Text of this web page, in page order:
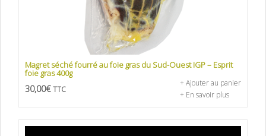
Magret séché fourré au foie gras du Sud-Ouest IGP – Esprit
foie gras 400g
30,00€ TTC
+ Ajouter au panier
+ En savoir plus